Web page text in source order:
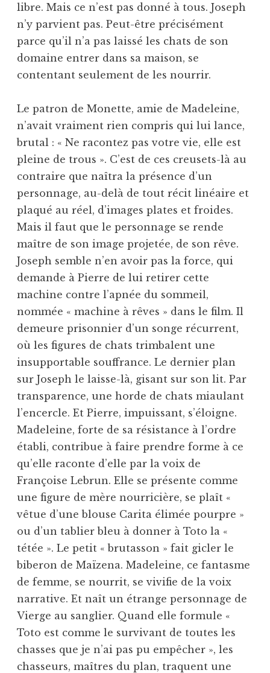
libre. Mais ce n’est pas donné à tous. Joseph
n’y parvient pas. Peut-être précisément
parce qu’il n’a pas laissé les chats de son
domaine entrer dans sa maison, se
contentant seulement de les nourrir.
Le patron de Monette, amie de Madeleine,
n’avait vraiment rien compris qui lui lance,
brutal : « Ne racontez pas votre vie, elle est
pleine de trous ». C’est de ces creusets-là au
contraire que naîtra la présence d’un
personnage, au-delà de tout récit linéaire et
plaqué au réel, d’images plates et froides.
Mais il faut que le personnage se rende
maître de son image projetée, de son rêve.
Joseph semble n’en avoir pas la force, qui
demande à Pierre de lui retirer cette
machine contre l’apnée du sommeil,
nommée « machine à rêves » dans le film. Il
demeure prisonnier d’un songe récurrent,
où les figures de chats trimbalent une
insupportable souffrance. Le dernier plan
sur Joseph le laisse-là, gisant sur son lit. Par
transparence, une horde de chats miaulant
l’encercle. Et Pierre, impuissant, s’éloigne.
Madeleine, forte de sa résistance à l’ordre
établi, contribue à faire prendre forme à ce
qu’elle raconte d’elle par la voix de
Françoise Lebrun. Elle se présente comme
une figure de mère nourricière, se plaît «
vêtue d’une blouse Carita élimée pourpre »
ou d’un tablier bleu à donner à Toto la «
tétée ». Le petit « brutasson » fait gicler le
biberon de Maïzena. Madeleine, ce fantasme
de femme, se nourrit, se vivifie de la voix
narrative. Et naît un étrange personnage de
Vierge au sanglier. Quand elle formule «
Toto est comme le survivant de toutes les
chasses que je n’ai pas pu empêcher », les
chasseurs, maîtres du plan, traquent une